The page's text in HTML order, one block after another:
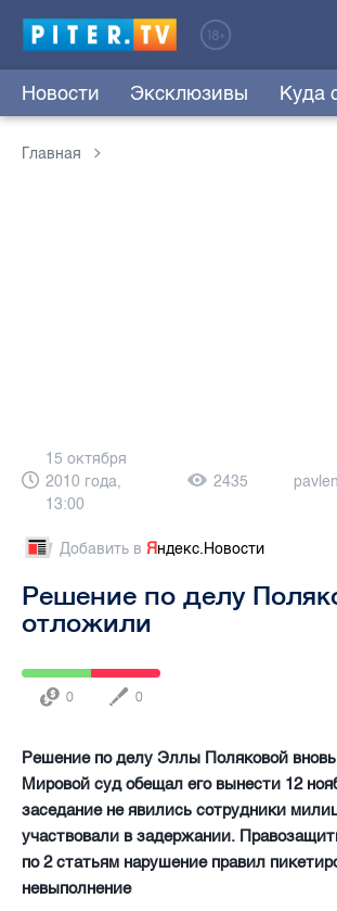
Новости Эксклюзивы Куда
Главная
15 октября
2010 года,
13:00
2435
Добавить в Яндекс.Новости
Решение по делу
отложили
0 0
Решение по делу Эллы Поляковой
Мировой суд обещал его вынести 12
заседание не явились сотрудники
участвовали в задержании.
по 2 статьям нарушение правил
невыполнение